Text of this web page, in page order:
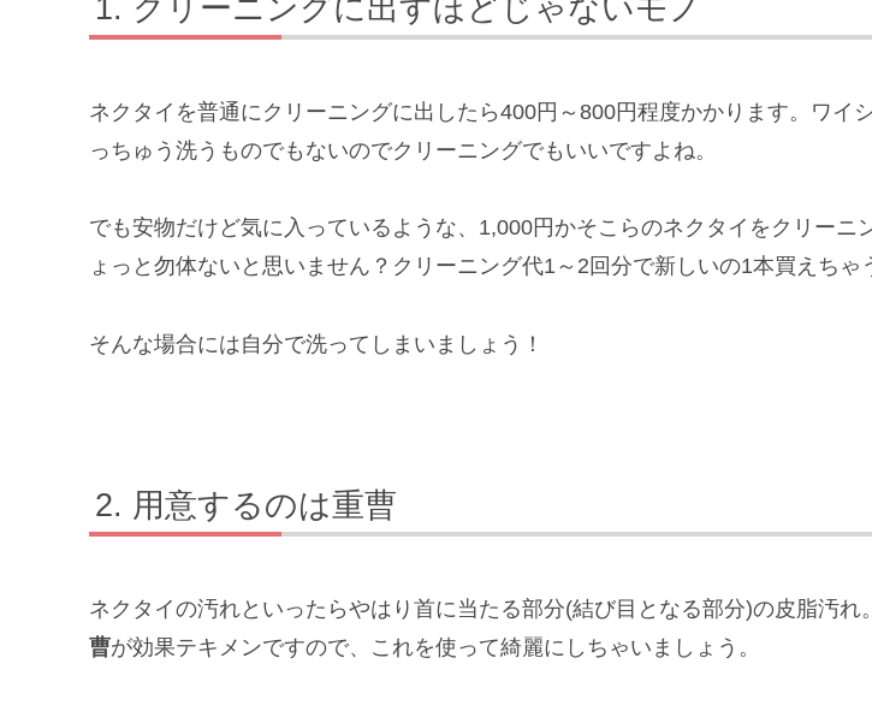
クリーニングに出すほどじゃないモノ
ネクタイを普通にクリーニングに出したら400円～800円程度かかります。ワイ
っちゅう洗うものでもないのでクリーニングでもいいですよね。
でも安物だけど気に入っているような、1,000円かそこらのネクタイをクリーニ
ょっと勿体ないと思いません？クリーニング代1～2回分で新しいの1本買えちゃ
そんな場合には自分で洗ってしまいましょう！
用意するのは重曹
ネクタイの汚れといったらやはり首に当たる部分(結び目となる部分)の皮脂汚れ
曹が効果テキメンですので、これを使って綺麗にしちゃいましょう。